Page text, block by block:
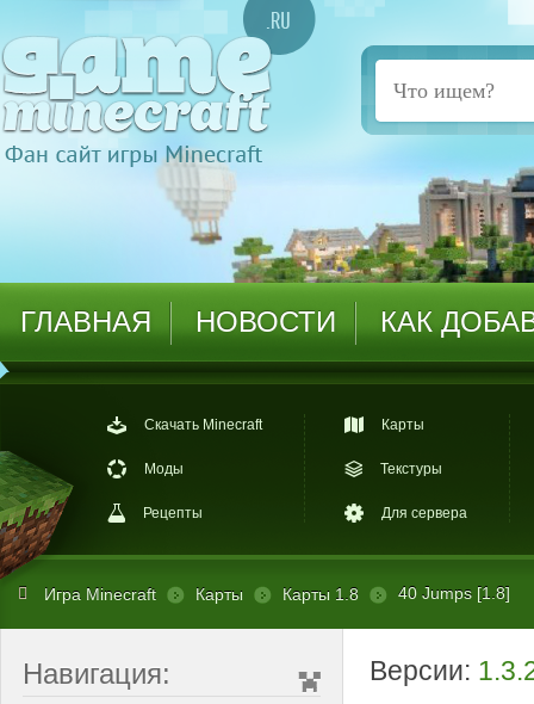
ГЛАВНАЯ НОВОСТИ КАК
Скачать Minecraft
Моды
Рецепты
Карты
Текстуры
Для сервера
Игра Minecraft Карты Карты 1.8 40 Jumps [1.8]
Навигация: Версии: